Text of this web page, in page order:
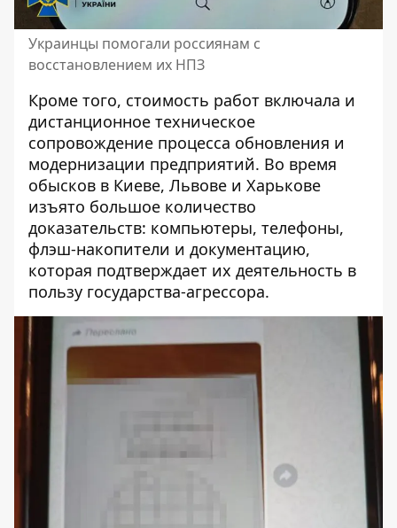
Украинцы помогали россиянам с
восстановлением их НПЗ
Кроме того, стоимость работ включала и
дистанционное техническое
сопровождение процесса обновления и
модернизации предприятий. Во время
обысков в Киеве, Львове и Харькове
изъято большое количество
доказательств: компьютеры, телефоны,
флэш-накопители и документацию,
которая подтверждает их деятельность в
пользу государства-агрессора.